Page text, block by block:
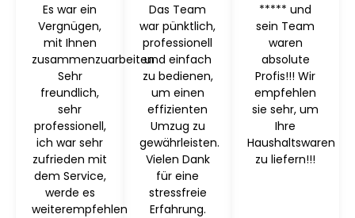
Es war ein
Vergnügen,
mit Ihnen
zusammenzuarbeiten
Sehr
freundlich,
sehr
professionell,
ich war sehr
zufrieden mit
dem Service,
werde es
weiterempfehlen
Das Team
war pünktlich,
professionell
und einfach
zu bedienen,
um einen
effizienten
Umzug zu
gewährleisten.
Vielen Dank
für eine
stressfreie
Erfahrung.
***** und
sein Team
waren
absolute
Profis!!! Wir
empfehlen
sie sehr, um
Ihre
Haushaltswaren
zu liefern!!!